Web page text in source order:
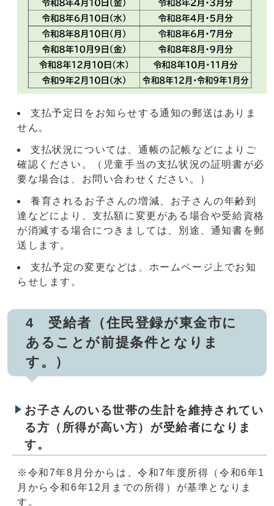
支払予定日をお知らせする通知の郵送はありま
せん。
支払状況については、通帳の記帳などによりご
確認ください。（児童手当の支払状況の証明書が必
要な場合は、お問い合わせください。）
養育されるお子さんの増減、お子さんの年齢到
達などにより、支払額に変更がある場合や受給資格
が消滅する場合につきましては、別途、通知書を郵
送します。
支払予定の変更などは、ホームページ上でお知
らせします。
4 受給者（住民登録が東金市に
あることが前提条件となりま
す。）
お子さんのいる世帯の生計を維持されてい
る方（所得が高い方）が受給者になりま
す。
※令和7年8月分からは、令和7年度所得（令和6年1
月から令和6年12月までの所得）が基準となりま
す。